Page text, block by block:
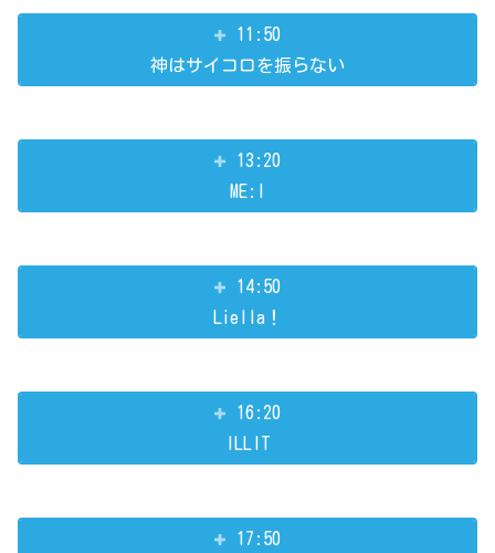
11:50
神はサイコロを振らない
13:20
ME:I
14:50
Liella！
16:20
ILLIT
17:50